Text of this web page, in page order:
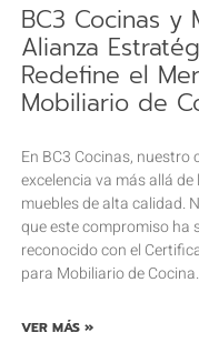
BC3 Cocinas y
Alianza
Redefine el
Mobiliario de
En BC3 Cocinas,
excelencia va más allá
muebles de alta calidad.
que este compromiso ha
reconocido con el
para Mobiliario de Cocina.
VER MÁS »